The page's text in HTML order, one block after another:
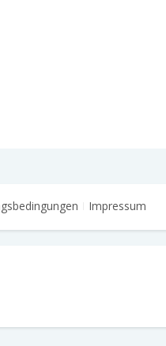
Impressum